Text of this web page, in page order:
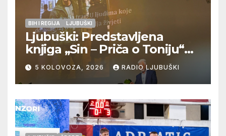
BIH I REGIJA LJUBUŠKI
Ljubuški: Predstavljena
knjiga „Sin – Priča o Toniju“
dr. sc. Zdenka Hercega
5 KOLOVOZA, 2026 RADIO LJUBUŠKI